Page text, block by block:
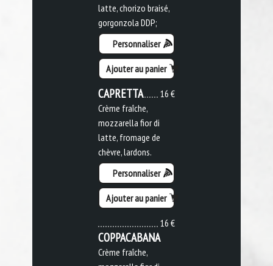
latte, chorizo braisé,
gorgonzola DDP;
Personnaliser
Ajouter au panier
16 €
CAPRETTA
Crème fraîche,
mozzarella fior di
latte, fromage de
chèvre, lardons.
Personnaliser
Ajouter au panier
16 €
COPPACABANA
Crème fraîche,